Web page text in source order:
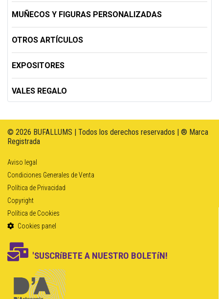
MUÑECOS Y FIGURAS PERSONALIZADAS
OTROS ARTÍCULOS
EXPOSITORES
VALES REGALO
© 2026 BUFALLUMS | Todos los derechos reservados | ® Marca
Registrada
Aviso legal
Condiciones Generales de Venta
Política de Privacidad
Copyright
Política de Cookies
Cookies panel
'SUSCRíBETE A NUESTRO BOLETíN!